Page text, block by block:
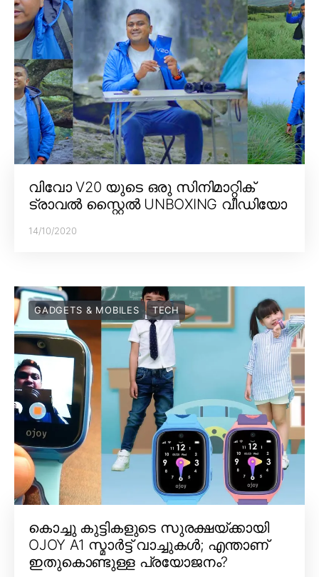
വിവോ V20 യുടെ ഒരു സിനിമാറ്റിക്
ട്രാവൽ സ്റ്റൈൽ UNBOXING വീഡിയോ
14/10/2020
GADGETS & MOBILES TECH
കൊച്ചു കുട്ടികളുടെ സുരക്ഷയ്ക്കായി
OJOY A1 സ്മാർട്ട് വാച്ചുകൾ; എന്താണ്
ഇതുകൊണ്ടുള്ള പ്രയോജനം?